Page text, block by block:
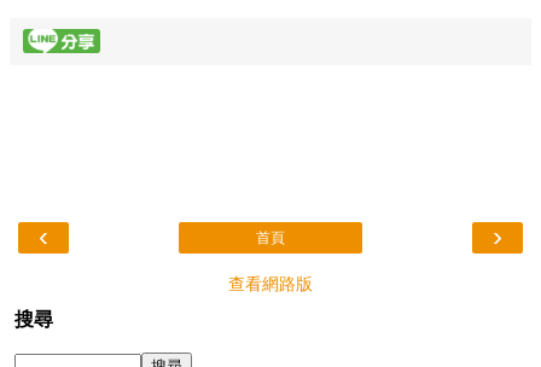
‹ ›
首頁
查看網路版
搜尋